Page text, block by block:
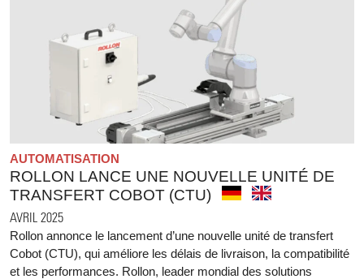
AUTOMATISATION
ROLLON LANCE UNE NOUVELLE UNITÉ DE
TRANSFERT COBOT (CTU)
AVRIL 2025
Rollon annonce le lancement d’une nouvelle unité de transfert
Cobot (CTU), qui améliore les délais de livraison, la compatibilité
et les performances. Rollon, leader mondial des solutions